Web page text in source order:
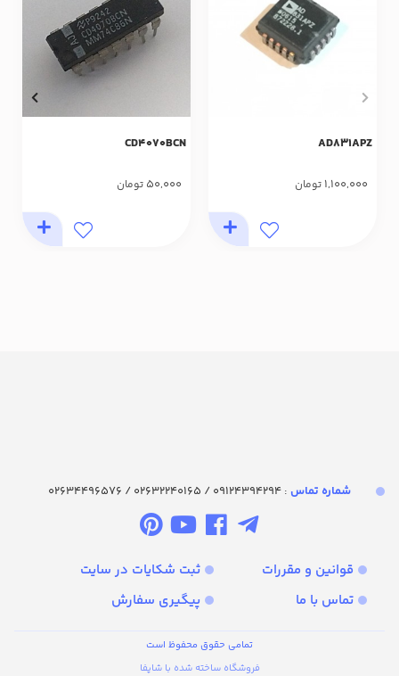
AD831APZ
1,100,000 تومان
CD4070BCN
50,000 تومان
شماره تماس‌ : 09124394294 / 02632240165 / 02634496576
قوانین و مقررات
ثبت شکایات در سایت
تماس با ما
پیگیری سفارش
تمامی حقوق محفوظ است
فروشگاه ساخته شده با شاپفا